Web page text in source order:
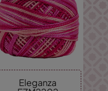
Eleganza